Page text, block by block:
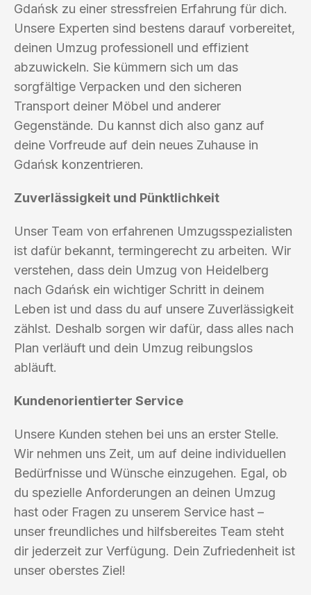
Gdańsk zu einer stressfreien Erfahrung für dich.
Unsere Experten sind bestens darauf vorbereitet,
deinen Umzug professionell und effizient
abzuwickeln. Sie kümmern sich um das
sorgfältige Verpacken und den sicheren
Transport deiner Möbel und anderer
Gegenstände. Du kannst dich also ganz auf
deine Vorfreude auf dein neues Zuhause in
Gdańsk konzentrieren.
Zuverlässigkeit und Pünktlichkeit
Unser Team von erfahrenen Umzugsspezialisten
ist dafür bekannt, termingerecht zu arbeiten. Wir
verstehen, dass dein Umzug von Heidelberg
nach Gdańsk ein wichtiger Schritt in deinem
Leben ist und dass du auf unsere Zuverlässigkeit
zählst. Deshalb sorgen wir dafür, dass alles nach
Plan verläuft und dein Umzug reibungslos
abläuft.
Kundenorientierter Service
Unsere Kunden stehen bei uns an erster Stelle.
Wir nehmen uns Zeit, um auf deine individuellen
Bedürfnisse und Wünsche einzugehen. Egal, ob
du spezielle Anforderungen an deinen Umzug
hast oder Fragen zu unserem Service hast –
unser freundliches und hilfsbereites Team steht
dir jederzeit zur Verfügung. Dein Zufriedenheit ist
unser oberstes Ziel!